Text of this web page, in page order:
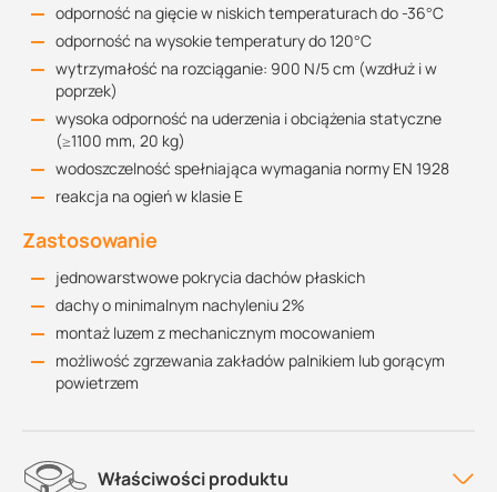
odporność na gięcie w niskich temperaturach do -36°C
odporność na wysokie temperatury do 120°C
wytrzymałość na rozciąganie: 900 N/5 cm (wzdłuż i w
poprzek)
wysoka odporność na uderzenia i obciążenia statyczne
(≥1100 mm, 20 kg)
wodoszczelność spełniająca wymagania normy EN 1928
reakcja na ogień w klasie E
Zastosowanie
jednowarstwowe pokrycia dachów płaskich
dachy o minimalnym nachyleniu 2%
montaż luzem z mechanicznym mocowaniem
możliwość zgrzewania zakładów palnikiem lub gorącym
powietrzem
Właściwości produktu